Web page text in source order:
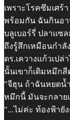
เพราะโรคซึมเศร้
พร้อมกัน ฉันกินอ
บลูเบอร์รี่ ปลาแซ
ถึงรู้สึกเหมือนกำลั
ดร.เควางแก้วเป
นั้นเขาก็เติมหมึก
"จีฮุน ถ้าฉันหยดน้
หมึกนี้ มันจะกลาย
"...ไม่ค่ะ ท้องฟ้ายั